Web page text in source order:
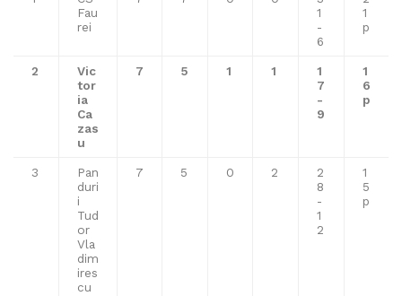
Fau
rei
1
-
6
1
p
2
Vic
tor
ia
Ca
zas
u
7 5 1 1
1
7
-
9
1
6
p
3
Pan
duri
i
Tud
or
Vla
dim
ires
cu
7 5 0 2
2
8
-
1
2
1
5
p